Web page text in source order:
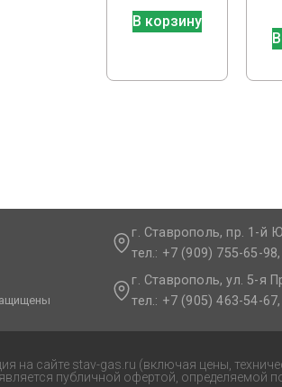
В корзину
г. Ставрополь, пр. 1-й
тел.: +7 (909) 755-65-
г. Ставрополь, ул. 5-я
тел.: +7 (905) 463-54-
на сайте stav-gas.ru (включая цены,
публичной офертой, определяемой